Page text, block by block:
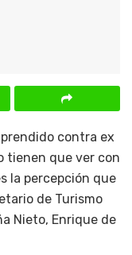
contra ex
tienen que ver con
la percepción que
de Turismo
Nieto, Enrique de